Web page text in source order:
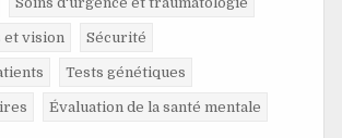
et vision Sécurité
Tests génétiques
Évaluation de la santé mentale